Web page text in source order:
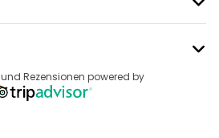
Rezensionen powered by